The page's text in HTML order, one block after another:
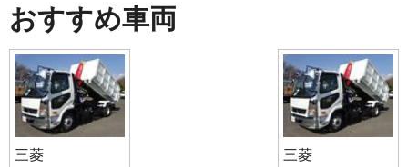
おすすめ車両
三菱
三菱